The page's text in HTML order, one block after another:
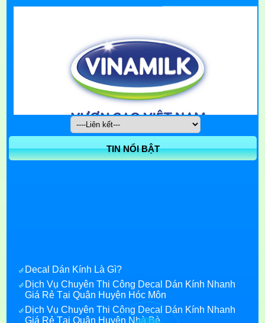
TIN NỔI BẬT
Decal Dán Kính Là Gì?
Dịch Vụ Chuyên Thi Công Decal Dán Kính Nhanh
Giá Rẻ Tại Quận Huyện Hóc Môn
Dịch Vụ Chuyên Thi Công Decal Dán Kính Nhanh
Giá Rẻ Tại Quận Huyện Nhà Bè